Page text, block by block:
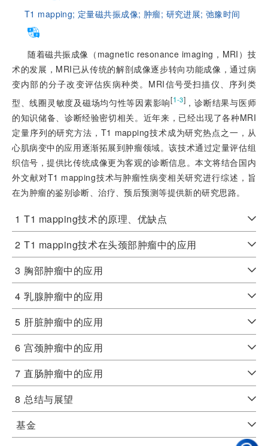
T1 mapping; 定量磁共振成像; 肿瘤; 研究进展;弛豫时间
随着磁共振成像（magnetic resonance imaging，MRI）技
术的发展，MRI已从传统的解剖成像逐步转向功能成像，通过病
变内部的分子改变评估疾病种类。MRI信号受扫描仪、序列类
型、线圈灵敏度及磁场均匀性等因素影响[1-3] ，诊断结果与医师
的知识储备、诊断经验密切相关。近年来，已经出现了各种MRI
定量序列的研究方法，T1 mapping技术成为研究热点之一，从
心肌病变中的应用逐渐拓展到肿瘤领域。该技术通过定量评估组
织信号，提供比传统成像更为客观的诊断信息。本文将结合国内
外文献对T1 mapping技术与肿瘤性病变相关研究进行综述，旨
在为肿瘤的鉴别诊断、治疗、预后预测等提供新的研究思路。
1 T1 mapping技术的原理、优缺点
2 T1 mapping技术在头颈部肿瘤中的应用
3 胸部肿瘤中的应用
4 乳腺肿瘤中的应用
5 肝脏肿瘤中的应用
6 宫颈肿瘤中的应用
7 直肠肿瘤中的应用
8 总结与展望
基金